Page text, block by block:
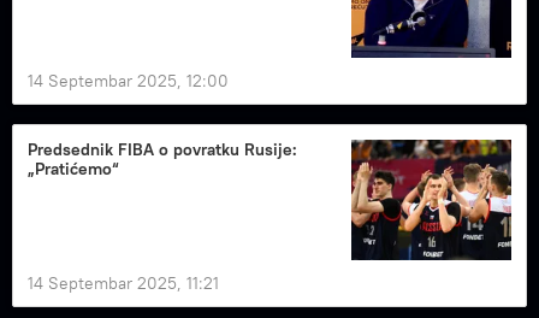
14 Septembar 2025, 12:00
Predsednik FIBA o povratku Rusije:
„Pratićemo“
14 Septembar 2025, 11:21